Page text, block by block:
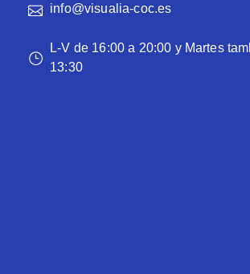
info@visualia-coc.es
L-V de 16:00 a 20:00 y Martes
13:30